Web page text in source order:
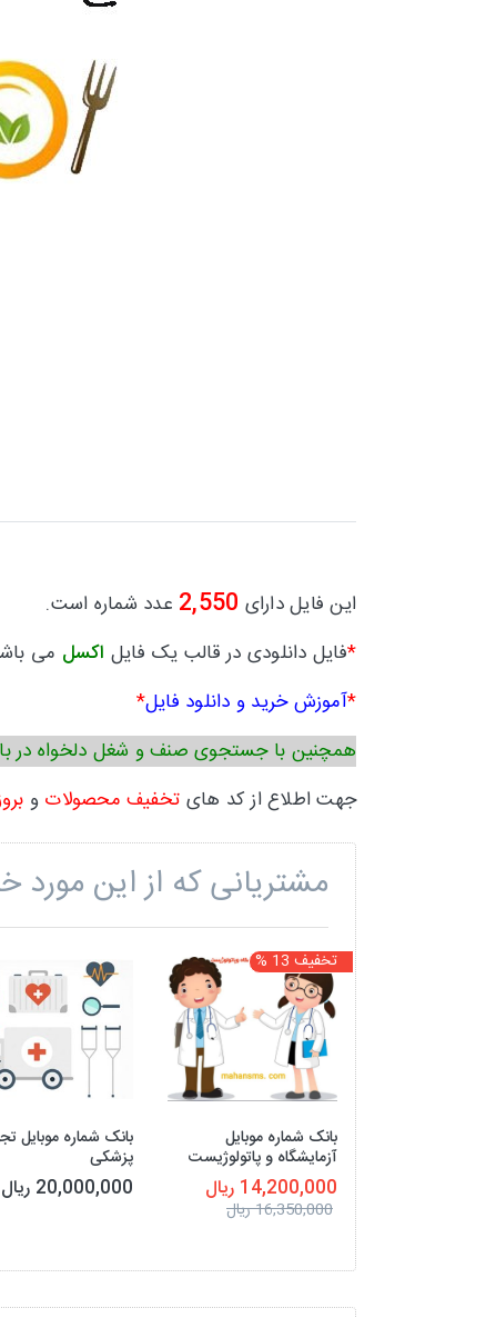
این فایل دارای 2,550 عدد شماره است.
*فایل دانلودی در قالب یک فایل اکسل می
*آموزش خرید و دانلود فایل*
همچنین با جستجوی صنف و شغل دلخواه در
جهت اطلاع از کد های تخفیف محصولات و
مشتریانی که از این مورد
تخفیف 13 %
بانک شماره موبایل
آزمایشگاه و پاتولوژیست
14,200,000 ریال
16,350,000 ریال
بانک شماره موبایل
پزشکی
20,000,000 ریال